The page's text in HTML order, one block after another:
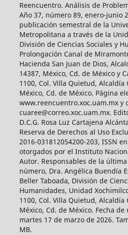
Reencuentro. Análisis de
Año 37, número 89, enero-junio
publicación semestral de la
Metropolitana a través de la
División de Ciencias Sociales y
Prolongación Canal de
Hacienda San Juan de Dios,
14387, México, Cd. de México y
1100, Col. Villa Quietud, Alcaldía
México, Cd. de México. Página
www.reencuentro.xoc.uam.mx y
cuaree@correo.xoc.uam.mx.
D.C.G. Rosa Luz Cartajena
Reserva de Derechos al Uso
2016-031812054200-203, ISSN
otorgados por el Instituto
Autor. Responsables de la
número, Dra. Angélica Buendía
Beller Taboada, División de
Humanidades, Unidad
1100, Col. Villa Quietud, Alcaldía
México, Cd. de México. Fecha
martes 17 de marzo de 2026.
MB.